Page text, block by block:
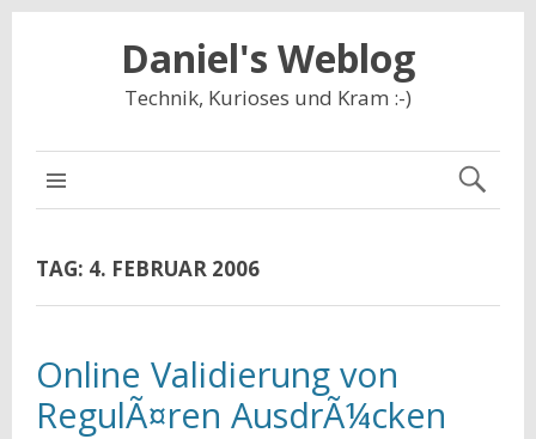
Daniel's Weblog
Technik, Kurioses und Kram :-)
TAG: 4. FEBRUAR 2006
Online Validierung von
RegulÃ¤ren AusdrÃ¼cken